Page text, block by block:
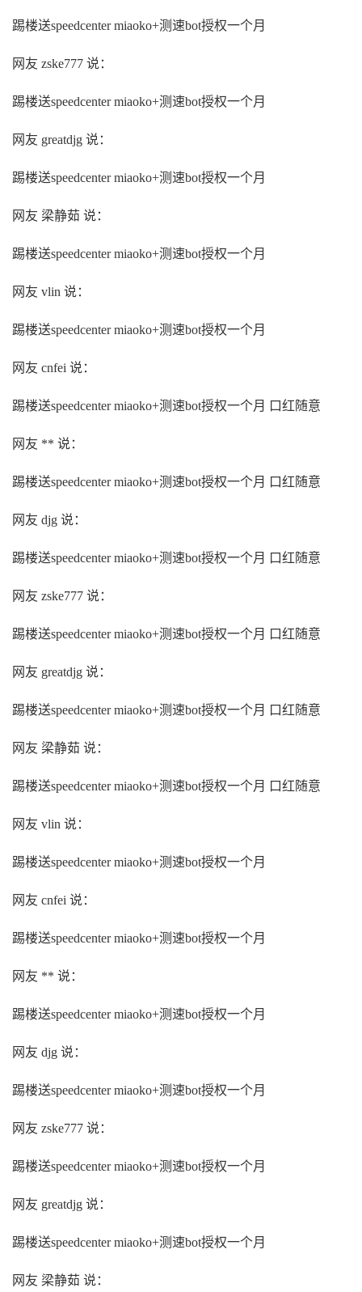
踢楼送speedcenter miaoko+测速bot授权一个月
网友 zske777 说：
踢楼送speedcenter miaoko+测速bot授权一个月
网友 greatdjg 说：
踢楼送speedcenter miaoko+测速bot授权一个月
网友 梁静茹 说：
踢楼送speedcenter miaoko+测速bot授权一个月
网友 vlin 说：
踢楼送speedcenter miaoko+测速bot授权一个月
网友 cnfei 说：
踢楼送speedcenter miaoko+测速bot授权一个月 口红随意
网友 ** 说：
踢楼送speedcenter miaoko+测速bot授权一个月 口红随意
网友 djg 说：
踢楼送speedcenter miaoko+测速bot授权一个月 口红随意
网友 zske777 说：
踢楼送speedcenter miaoko+测速bot授权一个月 口红随意
网友 greatdjg 说：
踢楼送speedcenter miaoko+测速bot授权一个月 口红随意
网友 梁静茹 说：
踢楼送speedcenter miaoko+测速bot授权一个月 口红随意
网友 vlin 说：
踢楼送speedcenter miaoko+测速bot授权一个月
网友 cnfei 说：
踢楼送speedcenter miaoko+测速bot授权一个月
网友 ** 说：
踢楼送speedcenter miaoko+测速bot授权一个月
网友 djg 说：
踢楼送speedcenter miaoko+测速bot授权一个月
网友 zske777 说：
踢楼送speedcenter miaoko+测速bot授权一个月
网友 greatdjg 说：
踢楼送speedcenter miaoko+测速bot授权一个月
网友 梁静茹 说：